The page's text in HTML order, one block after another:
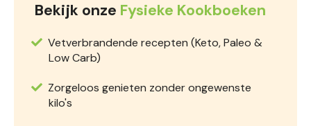
Bekijk onze Fysieke Kookboeken
Vetverbrandende recepten (Keto, Paleo &
Low Carb)
Zorgeloos genieten zonder ongewenste
kilo's